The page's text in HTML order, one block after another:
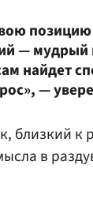
— мудрый
найдет
—
близкий к
в